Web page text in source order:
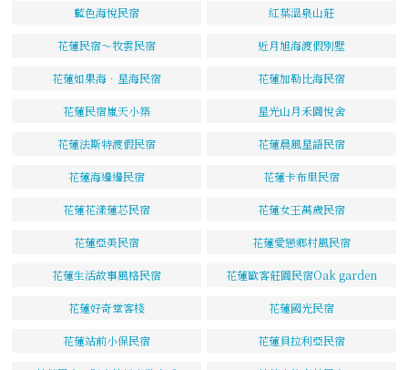
藍色海悅民宿 紅葉溫泉山莊
花蓮民宿～牧雲民宿 近月旭海渡假別墅
花蓮如果海．星海民宿 花蓮加勒比海民宿
花蓮民宿嵐天小築 星光山月禾園悅舍
花蓮法斯特渡假民宿 花蓮晨風星語民宿
花蓮海邊邊民宿 花蓮卡布里民宿
花蓮花漾蓮芯民宿 花蓮女王萬歲民宿
花蓮亞美民宿 花蓮愛戀鄉村風民宿
花蓮生活故事風格民宿 花蓮歐客莊園民宿Oak garden
花蓮好奇堂客棧 花蓮國光民宿
花蓮站前小保民宿 花蓮貝拉利亞民宿